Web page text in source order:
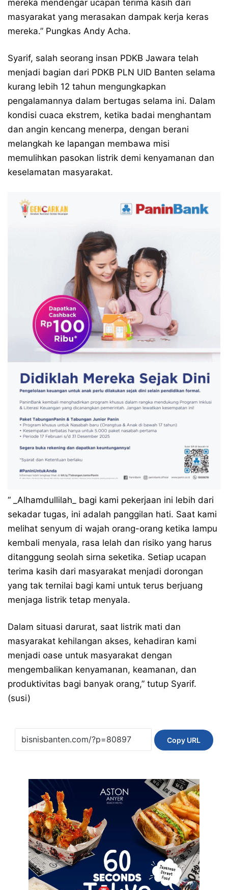
mereka mendengar ucapan terima kasih dari
masyarakat yang merasakan dampak kerja keras
mereka.” Pungkas Andy Acha.
Syarif, salah seorang insan PDKB Jawara telah
menjadi bagian dari PDKB PLN UID Banten selama
kurang lebih 12 tahun mengungkapkan
pengalamannya dalam bertugas selama ini. Dalam
kondisi cuaca ekstrem, ketika badai menghantam
dan angin kencang menerpa, dengan berani
melangkah ke lapangan membawa misi
memulihkan pasokan listrik demi kenyamanan dan
keselamatan masyarakat.
“ _Alhamdullilah_ bagi kami pekerjaan ini lebih dari
sekadar tugas, ini adalah panggilan hati. Saat kami
melihat senyum di wajah orang-orang ketika lampu
kembali menyala, rasa lelah dan risiko yang harus
ditanggung seolah sirna seketika. Setiap ucapan
terima kasih dari masyarakat menjadi dorongan
yang tak ternilai bagi kami untuk terus berjuang
menjaga listrik tetap menyala.
Dalam situasi darurat, saat listrik mati dan
masyarakat kehilangan akses, kehadiran kami
menjadi oase untuk masyarakat dengan
mengembalikan kenyamanan, keamanan, dan
produktivitas bagi banyak orang,” tutup Syarif.
(susi)
Copy URL